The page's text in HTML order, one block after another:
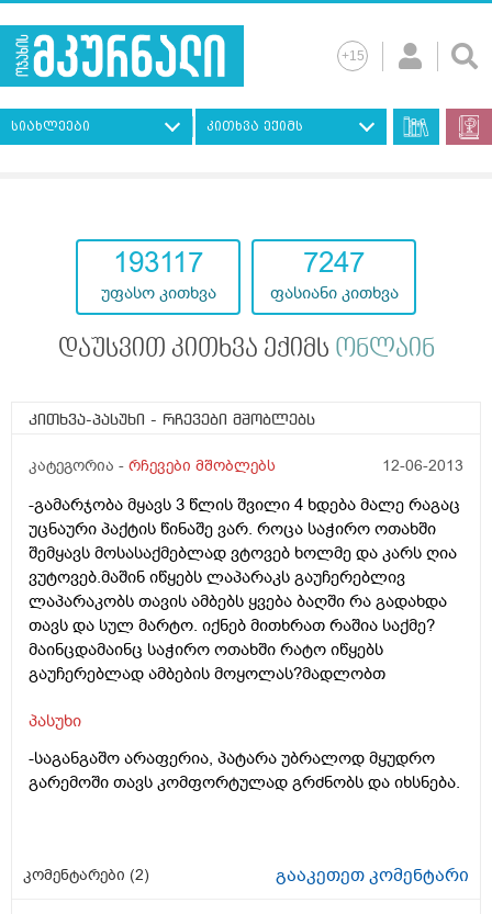
სიახლეები კითხვა ექიმს
193117
უფასო კითხვა
7247
ფასიანი კითხვა
დაუსვით კითხვა ექიმს ონლაინ
კითხვა-პასუხი - რჩევები მშობლებს
კატეგორია - რჩევები მშობლებს 12-06-2013
-გამარჯობა მყავს 3 წლის შვილი 4 ხდება მალე რაგაც
უცნაური პაქტის წინაშე ვარ. როცა საჭირო ოთახში
შემყავს მოსასაქმებლად ვტოვებ ხოლმე და კარს ღია
ვუტოვებ.მაშინ იწყებს ლაპარაკს გაუჩერებლივ
ლაპარაკობს თავის ამბებს ყვება ბაღში რა გადახდა
თავს და სულ მარტო. იქნებ მითხრათ რაშია საქმე?
მაინცდამაინც საჭირო ოთახში რატო იწყებს
გაუჩერებლად ამბების მოყოლას?მადლობთ
პასუხი
-საგანგაშო არაფერია, პატარა უბრალოდ მყუდრო
გარემოში თავს კომფორტულად გრძნობს და იხსნება.
კომენტარები (2) გააკეთეთ კომენტარი